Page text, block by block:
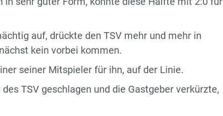
auf, drückte den TSV mehr und mehr in
kein vorbei kommen.
seiner Mitspieler für ihn, auf der Linie.
TSV geschlagen und die Gastgeber verkürzte,